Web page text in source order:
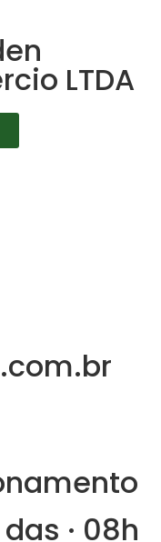
LTDA
· 08h